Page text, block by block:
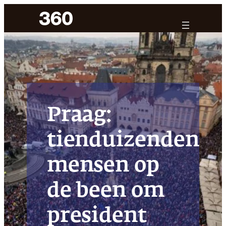
de
inhoud
Praag:
tienduizenden
mensen op
de been om
president